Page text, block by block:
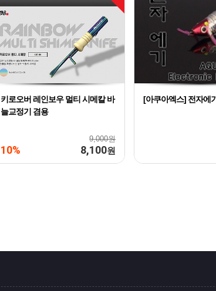
키로오버 레인보우 멀티 시메칼 바
늘교정기 겸용
9,000원
10% 8,100원
[아쿠아엑스] 전자에기